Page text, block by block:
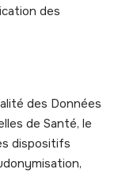
des
des Données
de Santé, le
dispositifs